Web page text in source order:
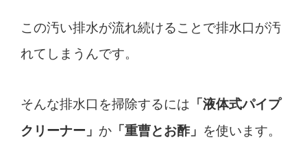
この汚い排水が流れ続けることで排水口が汚
れてしまうんです。
そんな排水口を掃除するには 「液体式パイプ
クリーナー」 か「重曹とお酢」 を使います。